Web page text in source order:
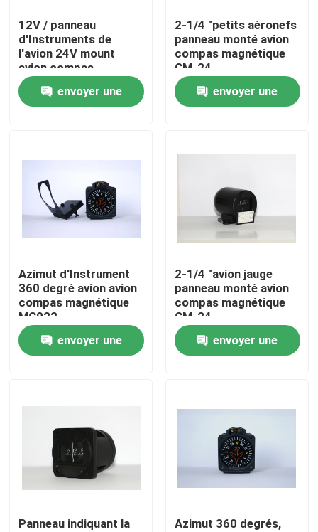
Produits
Au sujet de nous
Contrôle de qualité
Contactez-nous
Instruments de vol d'avions
Instruments de compas gyroscopique d'avions
Les d'avion instrument le panneau
12V / panneau
d'Instruments de
l'avion 24V mount
avion compas
magnétique CM-13
envoyer une
2-1/4 "petits aéronefs
panneau monté avion
compas magnétique
CM-24
envoyer une
Azimut d'Instrument
360 degré avion avion
compas magnétique
MC022
envoyer une
2-1/4 "avion jauge
panneau monté avion
compas magnétique
CM-24
envoyer une
Panneau indiquant la
Azimut 360 degrés,